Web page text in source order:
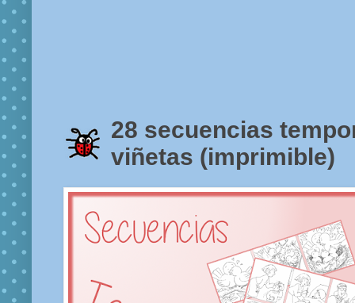
28 secuencias
viñetas (imprimible)